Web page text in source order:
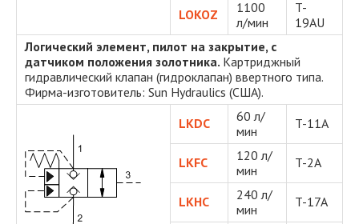
LOKOZ
1100
л/мин
T-
19AU
Логический элемент, пилот на закрытие, с
датчиком положения золотника. Картриджный
гидравлический клапан (гидроклапан) ввертного типа.
Фирма-изготовитель: Sun Hydraulics (США).
LKDC
60 л/
мин
T-11A
LKFC
120 л/
мин
T-2A
LKHC
240 л/
мин
T-17A